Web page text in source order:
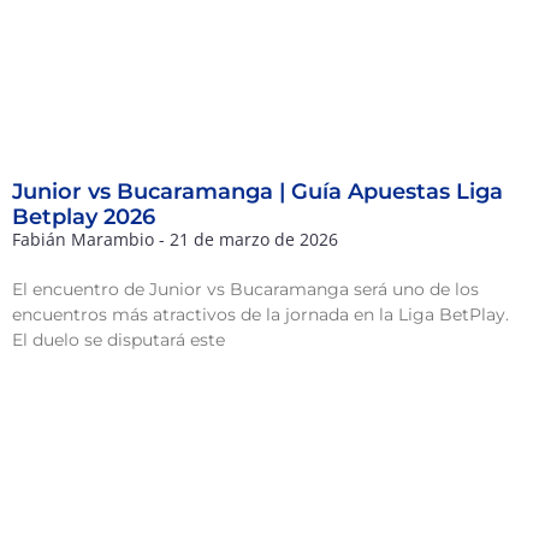
Junior vs Bucaramanga | Guía Apuestas Liga
Betplay 2026
Fabián Marambio 21 de marzo de 2026
El encuentro de Junior vs Bucaramanga será uno de los
encuentros más atractivos de la jornada en la Liga BetPlay.
El duelo se disputará este